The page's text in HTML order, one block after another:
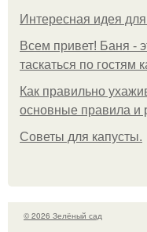
Интересная идея для
Всем привет! Баня -
таскаться по гостям
Как правильно
основные правила и
Советы для капусты.
© 2026 Зелёный сад